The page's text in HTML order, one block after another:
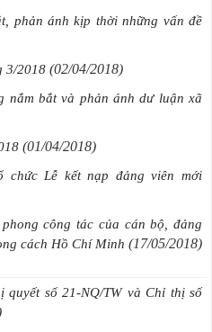
phản ánh kịp thời những vấn đề
3/2018 (02/04/2018)
nắm bắt và phản ánh dư luận xã
(01/04/2018)
chức Lễ kết nạp đảng viên mới
công tác của cán bộ, đảng
cách Hồ Chí Minh (17/05/2018)
quyết số 21-NQ/TW và Chỉ thị số